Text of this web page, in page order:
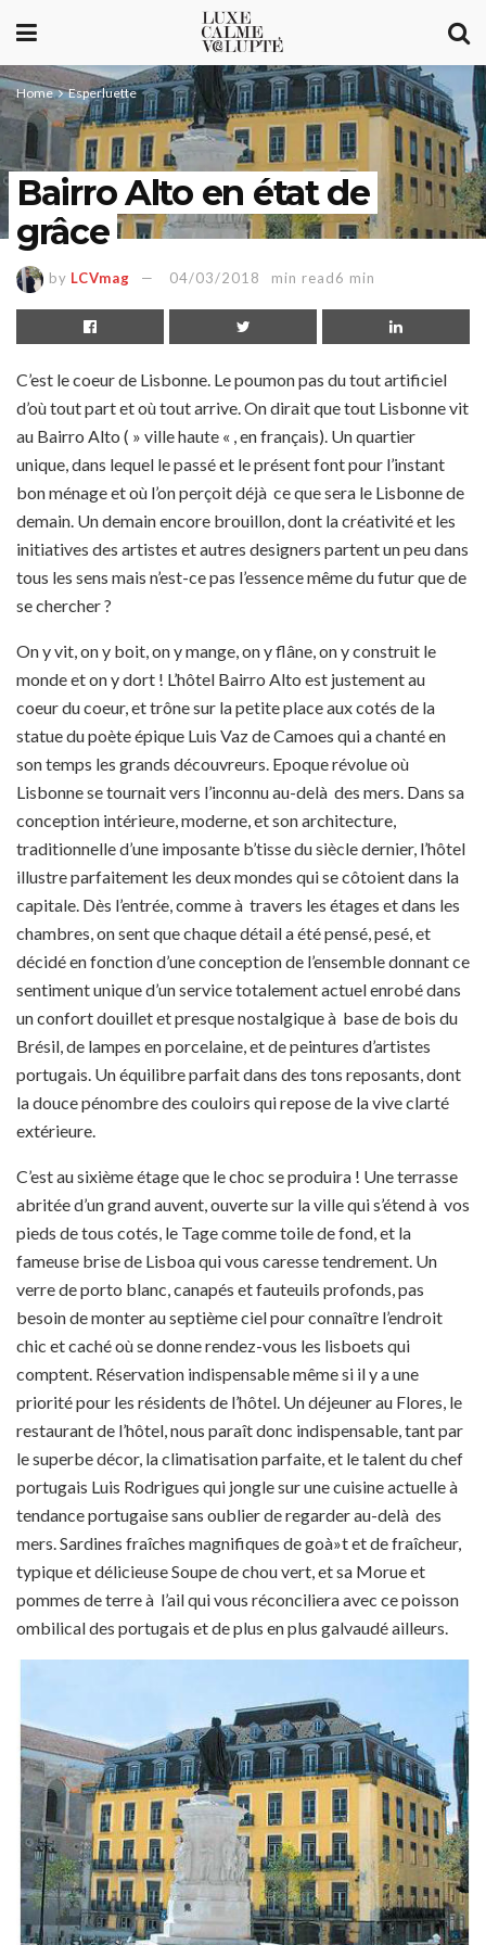
Home Esperluette
Bairro Alto en état de
grâce
by LCVmag 04/03/2018 min read6 min
C’est le coeur de Lisbonne. Le poumon pas du tout artificiel
d’où tout part et où tout arrive. On dirait que tout Lisbonne vit
au Bairro Alto ( » ville haute « , en français). Un quartier
unique, dans lequel le passé et le présent font pour l’instant
bon ménage et où l’on perçoit déjà ce que sera le Lisbonne de
demain. Un demain encore brouillon, dont la créativité et les
initiatives des artistes et autres designers partent un peu dans
tous les sens mais n’est-ce pas l’essence même du futur que de
se chercher ?
On y vit, on y boit, on y mange, on y flâne, on y construit le
monde et on y dort ! L’hôtel Bairro Alto est justement au
coeur du coeur, et trône sur la petite place aux cotés de la
statue du poète épique Luis Vaz de Camoes qui a chanté en
son temps les grands découvreurs. Epoque révolue où
Lisbonne se tournait vers l’inconnu au-delà des mers. Dans sa
conception intérieure, moderne, et son architecture,
traditionnelle d’une imposante b’tisse du siècle dernier, l’hôtel
illustre parfaitement les deux mondes qui se côtoient dans la
capitale. Dès l’entrée, comme à travers les étages et dans les
chambres, on sent que chaque détail a été pensé, pesé, et
décidé en fonction d’une conception de l’ensemble donnant ce
sentiment unique d’un service totalement actuel enrobé dans
un confort douillet et presque nostalgique à base de bois du
Brésil, de lampes en porcelaine, et de peintures d’artistes
portugais. Un équilibre parfait dans des tons reposants, dont
la douce pénombre des couloirs qui repose de la vive clarté
extérieure.
C’est au sixième étage que le choc se produira ! Une terrasse
abritée d’un grand auvent, ouverte sur la ville qui s’étend à vos
pieds de tous cotés, le Tage comme toile de fond, et la
fameuse brise de Lisboa qui vous caresse tendrement. Un
verre de porto blanc, canapés et fauteuils profonds, pas
besoin de monter au septième ciel pour connaître l’endroit
chic et caché où se donne rendez-vous les lisboets qui
comptent. Réservation indispensable même si il y a une
priorité pour les résidents de l’hôtel. Un déjeuner au Flores, le
restaurant de l’hôtel, nous paraît donc indispensable, tant par
le superbe décor, la climatisation parfaite, et le talent du chef
portugais Luis Rodrigues qui jongle sur une cuisine actuelle à
tendance portugaise sans oublier de regarder au-delà des
mers. Sardines fraîches magnifiques de goà»t et de fraîcheur,
typique et délicieuse Soupe de chou vert, et sa Morue et
pommes de terre à l’ail qui vous réconciliera avec ce poisson
ombilical des portugais et de plus en plus galvaudé ailleurs.